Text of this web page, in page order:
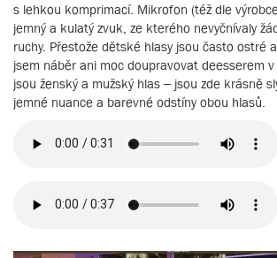
s lehkou komprimací. Mikrofon (též dle
jemný a kulatý zvuk, ze kterého nevyčnívaly
ruchy. Přestože dětské hlasy jsou často ostré
jsem náběr ani moc doupravovat deesserem v
jsou ženský a mužský hlas – jsou zde krásně
jemné nuance a barevné odstíny obou hlasů.